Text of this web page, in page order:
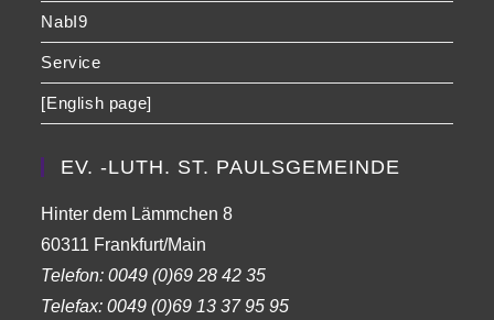
NabI9
Service
[English page]
EV. -LUTH. ST. PAULSGEMEINDE
Hinter dem Lämmchen 8
60311 Frankfurt/Main
Telefon:0049 (0)69 28 42 35
Telefax:0049 (0)69 13 37 95 95